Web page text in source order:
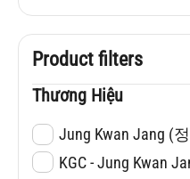
Product filters
Thương Hiệu
Jung Kwan Jang (
KGC - Jung Kwan